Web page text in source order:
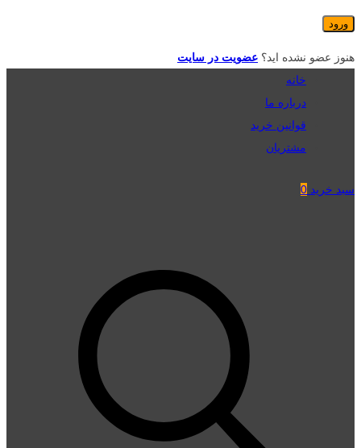
هنوز عضو نشده اید؟ عضویت در سایت
خانه
درباره ما
قوانین خرید
مشتریان
سبد خرید 0